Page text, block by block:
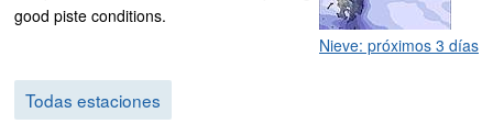
Nieve: próximos 3 días
good piste conditions.
Todas estaciones